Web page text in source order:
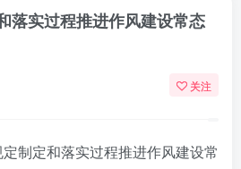
落实过程推进作风建设常态
关注
制定和落实过程推进作风建设常